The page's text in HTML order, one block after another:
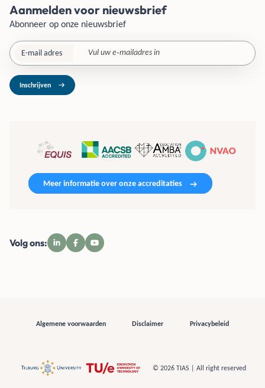
Aanmelden voor nieuwsbrief
Abonneer op onze nieuwsbrief
E-mail adres
Inschrijven
Meer informatie over onze accreditaties
Volg ons:
Algemene voorwaarden Disclaimer Privacybeleid
© 2026 TIAS | All right reserved